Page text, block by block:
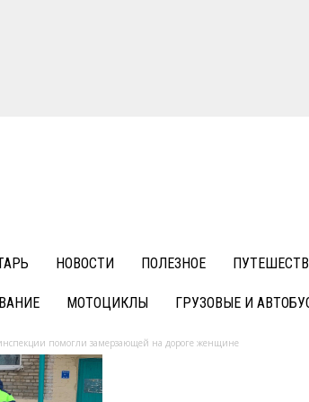
НОВОСТИ ПОЛЕЗНОЕ
МОТОЦИКЛЫ ГРУЗОВЫЕ И
помогли замерзающей на дороге женщине